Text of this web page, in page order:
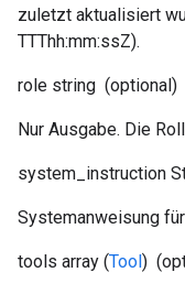
zuletzt aktualisiert
TTThh:mm:ssZ).
role string (optional)
Nur Ausgabe. Die
system_instruction
Systemanweisung
tools array (Tool)